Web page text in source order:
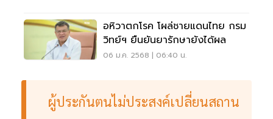
อหิวาตกโรค โผล่ชายแดนไทย กรม
วิทย์ฯ ยืนยันยารักษายังได้ผล
06 ม.ค. 2568 | 06:40 น.
ผู้ประกันตนไม่ประสงค์เปลี่ยนสถาน